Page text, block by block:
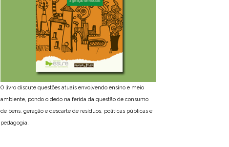
O livro discute questões atuais envolvendo ensino e meio
ambiente, pondo o dedo na ferida da questão de consumo
de bens, geração e descarte de resíduos, políticas públicas e
pedagogia.